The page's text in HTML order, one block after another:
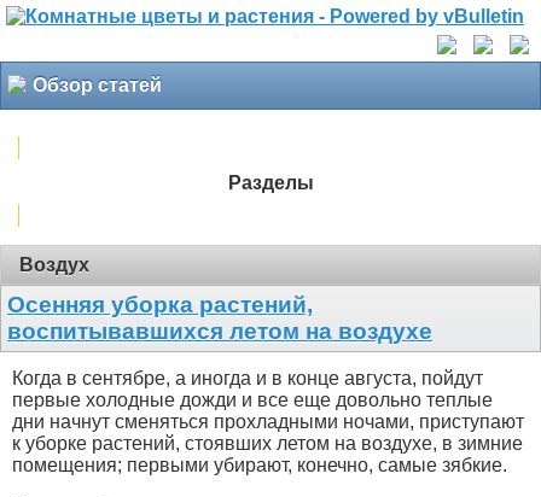
Обзор статей
Разделы
Воздух
Осенняя уборка растений,
воспитывавшихся летом на воздухе
Когда в сентябре, а иногда и в конце августа, пойдут
первые холодные дожди и все еще довольно теплые
дни начнут сменяться прохладными ночами, приступают
к уборке растений, стоявших летом на воздухе, в зимние
помещения; первыми убирают, конечно, самые зябкие.